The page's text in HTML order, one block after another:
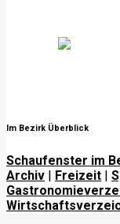
Im Bezirk Überblick
Schaufenster im
Archiv | Freizeit |